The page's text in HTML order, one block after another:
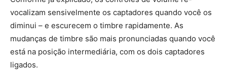
vocalizam sensivelmente os captadores quando você os
diminui – e escurecem o timbre rapidamente. As
mudanças de timbre são mais pronunciadas quando você
está na posição intermediária, com os dois captadores
ligados.